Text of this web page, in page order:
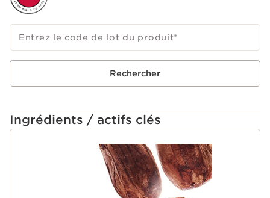
collagène et de l'acide hyaluronique pour une action
anti-rides et hydratante.
- Le dérivé de vitamine E aide à protéger la peau du
stress oxydatif pour une efficacité sur l'apparence des
signes de l'âge.
Le plus Clarins
Entrez le code de lot du produit*
Rechercher
Ingrédients / actifs clés
ALLER AU CONTENU